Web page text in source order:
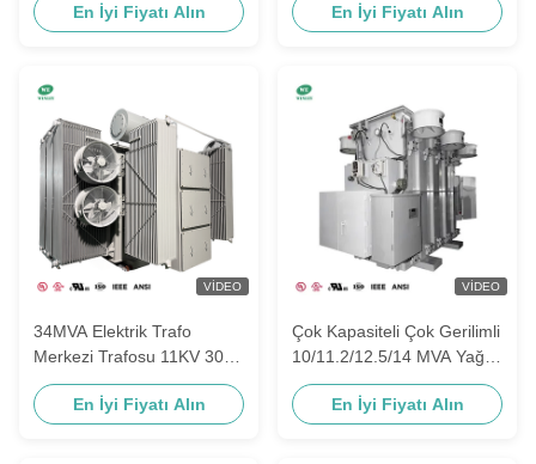
Alt İstasyon Transformörü
En İyi Fiyatı Alın
44KV'den 34.5KV'ye ANSI
En İyi Fiyatı Alın
VIDEO
34MVA Elektrik Trafo
Merkezi Trafosu 11KV 304
SS NEMA 4X Tank ANSI
IEEE Standartları
En İyi Fiyatı Alın
VIDEO
Çok Kapasiteli Çok Gerilimli
10/11.2/12.5/14 MVA Yağlı
Trafo Merkezi Güç
Transformatörü 12470V ila
En İyi Fiyatı Alın